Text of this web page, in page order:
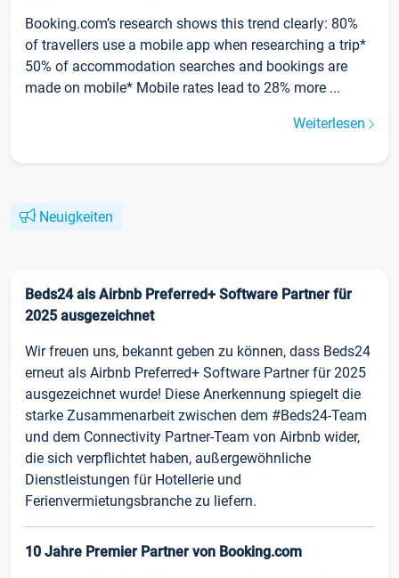
Booking.com’s research shows this trend clearly: 80%
of travellers use a mobile app when researching a trip*
50% of accommodation searches and bookings are
made on mobile* Mobile rates lead to 28% more ...
Weiterlesen
Neuigkeiten
Beds24 als Airbnb Preferred+ Software Partner für
2025 ausgezeichnet
Wir freuen uns, bekannt geben zu können, dass Beds24
erneut als Airbnb Preferred+ Software Partner für 2025
ausgezeichnet wurde! Diese Anerkennung spiegelt die
starke Zusammenarbeit zwischen dem #Beds24-Team
und dem Connectivity Partner-Team von Airbnb wider,
die sich verpflichtet haben, außergewöhnliche
Dienstleistungen für Hotellerie und
Ferienvermietungsbranche zu liefern.
10 Jahre Premier Partner von Booking.com